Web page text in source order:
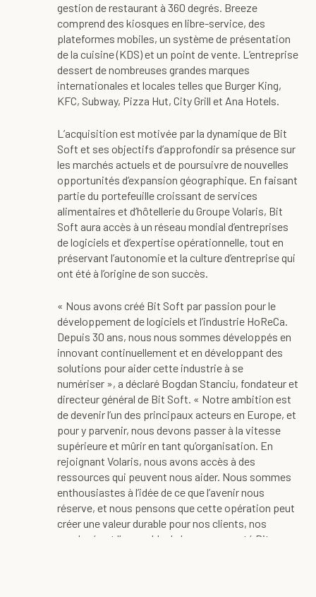
gestion de restaurant à 360 degrés. Breeze
comprend des kiosques en libre-service, des
plateformes mobiles, un système de présentation
de la cuisine (KDS) et un point de vente. L’entreprise
dessert de nombreuses grandes marques
internationales et locales telles que Burger King,
KFC, Subway, Pizza Hut, City Grill et Ana Hotels.
L’acquisition est motivée par la dynamique de Bit
Soft et ses objectifs d’approfondir sa présence sur
les marchés actuels et de poursuivre de nouvelles
opportunités d’expansion géographique. En faisant
partie du portefeuille croissant de services
alimentaires et d’hôtellerie du Groupe Volaris, Bit
Soft aura accès à un réseau mondial d’entreprises
de logiciels et d’expertise opérationnelle, tout en
préservant l’autonomie et la culture d’entreprise qui
ont été à l’origine de son succès.
« Nous avons créé Bit Soft par passion pour le
développement de logiciels et l’industrie HoReCa.
Depuis 30 ans, nous nous sommes développés en
innovant continuellement et en développant des
solutions pour aider cette industrie à se
numériser », a déclaré Bogdan Stanciu, fondateur et
directeur général de Bit Soft. « Notre ambition est
de devenir l’un des principaux acteurs en Europe, et
pour y parvenir, nous devons passer à la vitesse
supérieure et mûrir en tant qu’organisation. En
rejoignant Volaris, nous avons accès à des
ressources qui peuvent nous aider. Nous sommes
enthousiastes à l’idée de ce que l’avenir nous
réserve, et nous pensons que cette opération peut
créer une valeur durable pour nos clients, nos
employés et l’ensemble de la communauté Bit